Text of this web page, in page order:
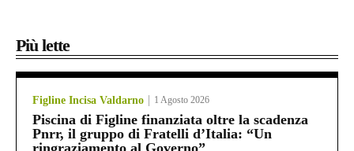
Più lette
Figline Incisa Valdarno 1 Agosto 2026
Piscina di Figline finanziata oltre la scadenza
Pnrr, il gruppo di Fratelli d’Italia: “Un
ringraziamento al Governo”